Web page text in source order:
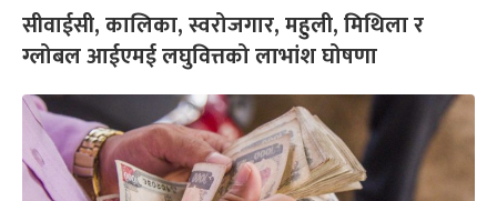
सीवाईसी, कालिका, स्वरोजगार, महुली, मिथिला र
ग्लोबल आईएमई लघुवित्तको लाभांश घोषणा